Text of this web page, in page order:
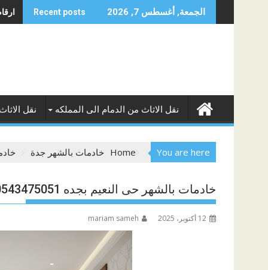
to
الجمعة, أغسطس 7, 2026 Recent posts
نقل الاثاث من الدمام الى المملكه نقل
You are here
Home خادمات بالشهر جدة
خادمات بالشهر حى النعيم بجده 0543475051
12 أكتوبر، 2025 mariam sameh